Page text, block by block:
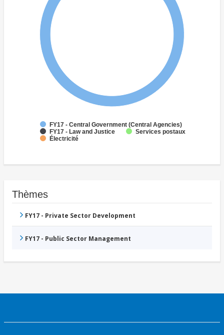
FY17 - Central Government (Central Agencies)
FY17 - Law and Justice
Services postaux
Électricité
Thèmes
FY17 - Private Sector Development
FY17 - Public Sector Management